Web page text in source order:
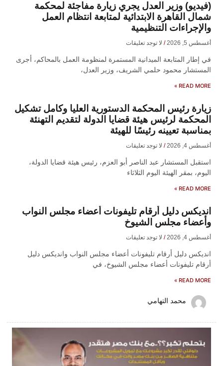
(فيديو) وزير العدل يجري زيارة مفاجئة لمحكمة
شمال القاهرة الابتدائية لمتابعة انتظام العمل
والإجراءات التنظيمية
أغسطس 5, 2026 لا توجد تعليقات
في إطار المتابعة الميدانية المستمرة لمنظومة العمل بالمحاكم، أجرى
المستشار محمود حلمي الشريف، وزير العدل،
READ MORE »
زيارة رئيس المحكمة الدستورية العليا وكامل تشكيل
المحكمة لرئيس هيئة قضايا الدولة لتقديم التهنئة
بمناسبة تعيينه رئيسًا للهيئة
أغسطس 4, 2026 لا توجد تعليقات
​استقبل المستشار عبد الناصر أبو العزم، رئيس هيئة قضايا الدولة،
اليوم، بمقر الهيئة اليوم الثلاثاء
READ MORE »
انديكس دليل أرقام تليفونات أعضاء مجلس النواب
وأعضاء مجلس الشيوخ
أغسطس 4, 2026 لا توجد تعليقات
انديكس دليل أرقام تليفونات أعضاء مجلس النواب وانديكس دليل
أرقام تليفونات أعضاء مجلس الشيوخ، في
READ MORE »
محمد التهامي